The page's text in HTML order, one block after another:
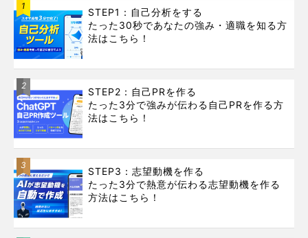
1
STEP1：自己分析をする
たった30秒であなたの強み・適職を知る方
法はこちら！
2
STEP2：自己PRを作る
たった3分で強みが伝わる自己PRを作る方
法はこちら！
3
STEP3：志望動機を作る
たった3分で熱意が伝わる志望動機を作る
方法はこちら！